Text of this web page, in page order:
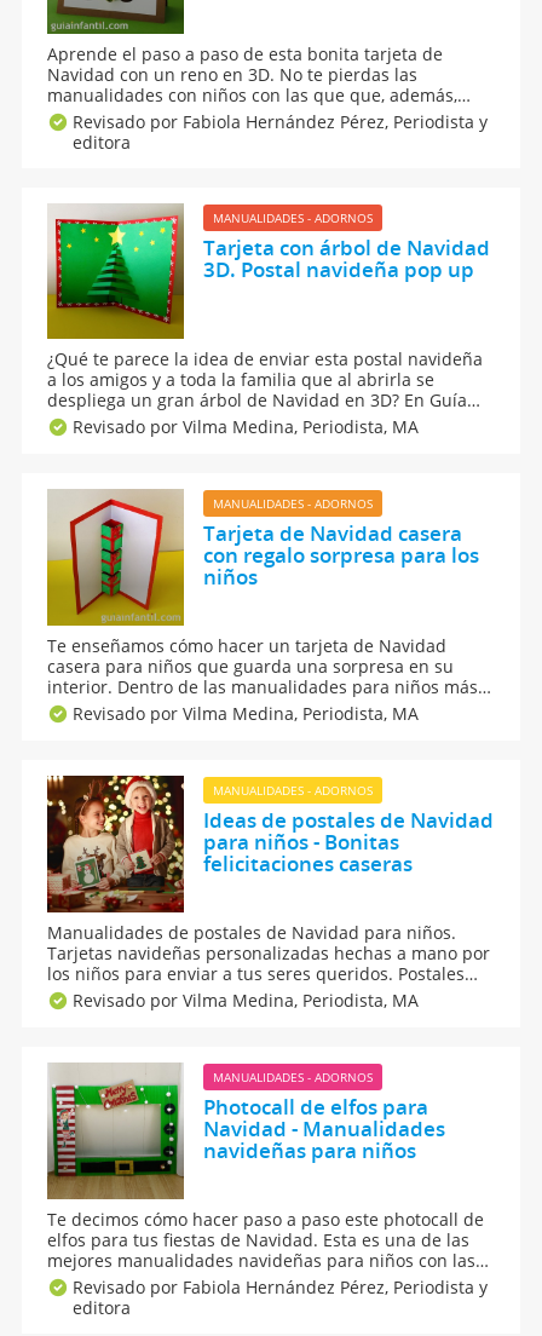
Aprende el paso a paso de esta bonita tarjeta de
Navidad con un reno en 3D. No te pierdas las
manualidades con niños con las que que, además,
podrás felicitar las fiestas. Las postales navideñas con
dedicatoria son una bonita manera de comunicarte en
Navidad. ¡Manos a la obra con esta felicitación de
Revisado por Fabiola Hernández Pérez, Periodista y
editora
MANUALIDADES - ADORNOS
Tarjeta con árbol de Navidad
3D. Postal navideña pop up
¿Qué te parece la idea de enviar esta postal navideña
a los amigos y a toda la familia que al abrirla se
despliega un gran árbol de Navidad en 3D? En Guía
Infantil te enseñamos a hacer una original y
sorprendente tarjeta de Navidad 3D pop up, muy fácil
Revisado por Vilma Medina, Periodista, MA
MANUALIDADES - ADORNOS
Tarjeta de Navidad casera
con regalo sorpresa para los
niños
Te enseñamos cómo hacer un tarjeta de Navidad
casera para niños que guarda una sorpresa en su
interior. Dentro de las manualidades para niños más
navideñas destacamos esta postal o christmas tan
especial que podrás enviar para felicitar la Navidad
Revisado por Vilma Medina, Periodista, MA
MANUALIDADES - ADORNOS
Ideas de postales de Navidad
para niños - Bonitas
felicitaciones caseras
Manualidades de postales de Navidad para niños.
Tarjetas navideñas personalizadas hechas a mano por
los niños para enviar a tus seres queridos. Postales
hechas con cartulina y otros materiales para felicitar
la Navidad a los amigos y familiares. Cómo hacer con
Revisado por Vilma Medina, Periodista, MA
MANUALIDADES - ADORNOS
Photocall de elfos para
Navidad - Manualidades
navideñas para niños
Te decimos cómo hacer paso a paso este photocall de
elfos para tus fiestas de Navidad. Esta es una de las
mejores manualidades navideñas para niños con las
que hacer la mejor decoración para estas
celebraciones de fin de año. Háganse muchas fotos en
familia con este marco en Nochebuena y Nochevieja.
Revisado por Fabiola Hernández Pérez, Periodista y
editora